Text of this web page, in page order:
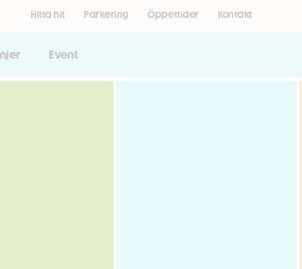
Hitta hit Parkering Öppettider Kontakt
Event